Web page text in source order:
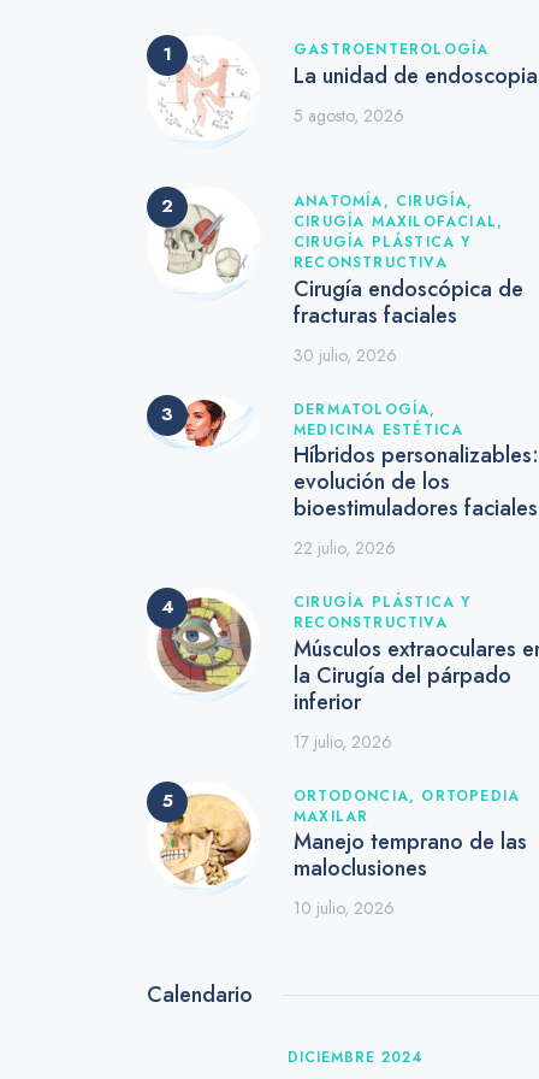
GASTROENTEROLOGÍA
La unidad de endoscopia
5 agosto, 2026
ANATOMÍA, CIRUGÍA,
CIRUGÍA MAXILOFACIAL,
CIRUGÍA PLÁSTICA Y
RECONSTRUCTIVA
Cirugía endoscópica de
fracturas faciales
30 julio, 2026
DERMATOLOGÍA,
MEDICINA ESTÉTICA
Híbridos
evolución de los
bioestimuladores
22 julio, 2026
CIRUGÍA PLÁSTICA Y
RECONSTRUCTIVA
Músculos extraoculares
la Cirugía del párpado
inferior
17 julio, 2026
ORTODONCIA, ORTOPEDIA
MAXILAR
Manejo temprano de las
maloclusiones
10 julio, 2026
Calendario
DICIEMBRE 2024